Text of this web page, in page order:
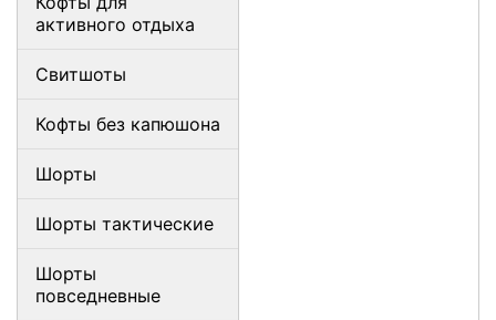
активного отдыха
Свитшоты
Кофты без капюшона
Шорты
Шорты тактические
Шорты
повседневные